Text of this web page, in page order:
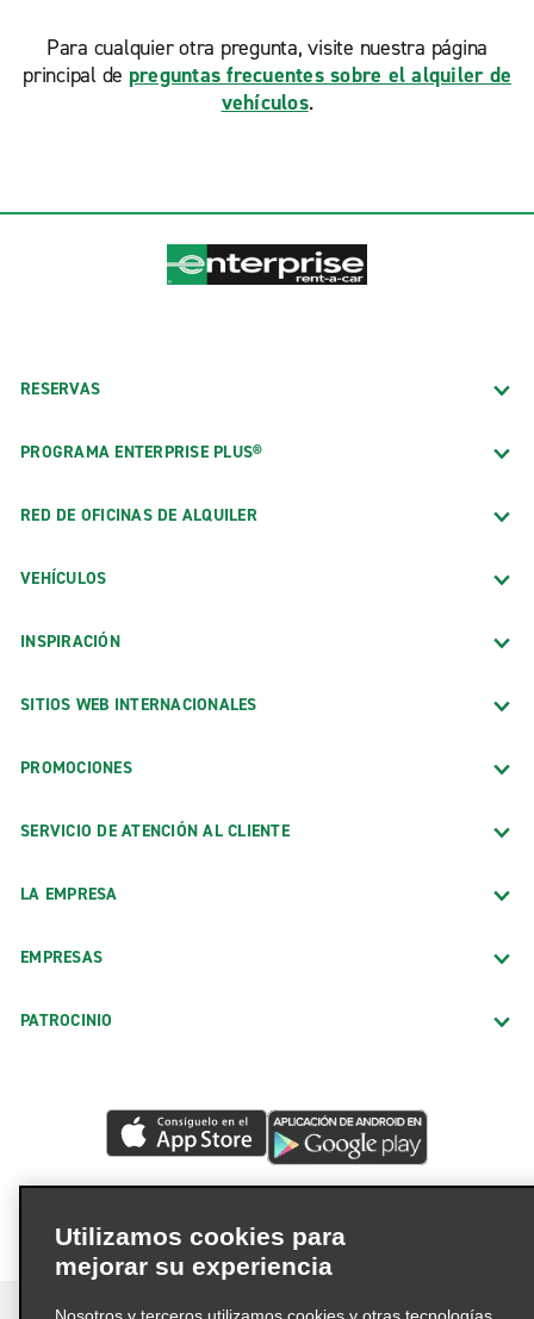
Para cualquier otra pregunta, visite nuestra página
principal de preguntas frecuentes sobre el alquiler de
vehículos.
RESERVAS
PROGRAMA ENTERPRISE PLUS®
RED DE OFICINAS DE ALQUILER
VEHÍCULOS
INSPIRACIÓN
SITIOS WEB INTERNACIONALES
PROMOCIONES
SERVICIO DE ATENCIÓN AL CLIENTE
LA EMPRESA
EMPRESAS
PATROCINIO
Utilizamos cookies para
mejorar su experiencia